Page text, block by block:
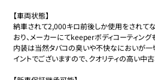
【車両状態】
納車されて2,000キロ前後しか使用をされて
おり、メーカーにてkeeperボディコーティング
内装は当然タバコの臭いや不快なにおいが一
イントでございますので、クオリティの高い中